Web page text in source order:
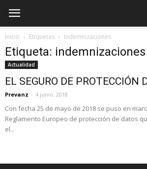
Inicio Etiquetas Indemnizaciones
Etiqueta: indemnizaciones
Actualidad
EL SEGURO DE PROTECCIÓN
Prevanz - 4 junio, 2018
Con fecha 25 de mayo de 2018 se puso en
Reglamento Europeo de protección de datos
el...